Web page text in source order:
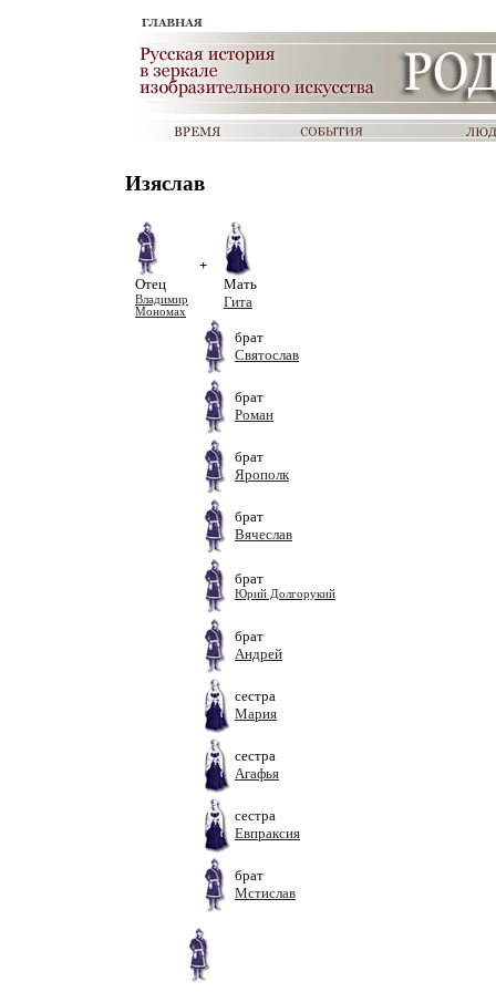
Изяслав
Отец
Владимир
Мономах
+
Мать
Гита
брат
Святослав
брат
Роман
брат
Ярополк
брат
Вячеслав
брат
Юрий Долгорукий
брат
Андрей
сестра
Мария
сестра
Агафья
сестра
Евпраксия
брат
Мстислав